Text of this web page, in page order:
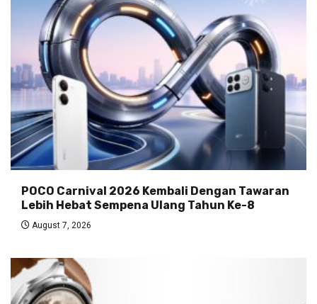
POCO Carnival 2026 Kembali Dengan Tawaran
Lebih Hebat Sempena Ulang Tahun Ke-8
August 7, 2026